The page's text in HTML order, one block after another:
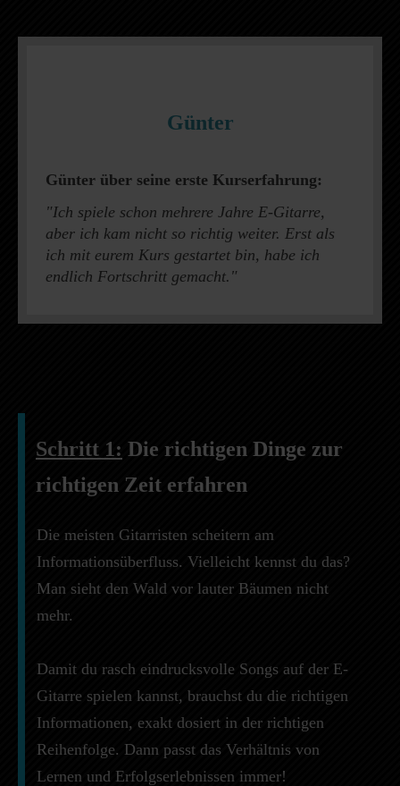
Günter
Günter über seine erste Kurserfahrung:
"Ich spiele schon mehrere Jahre E-Gitarre,
aber ich kam nicht so richtig weiter. Erst als
ich mit eurem Kurs gestartet bin, habe ich
endlich Fortschritt gemacht."
Schritt 1: Die richtigen Dinge zur
richtigen Zeit erfahren
Die meisten Gitarristen scheitern am
Informationsüberfluss. Vielleicht kennst du das?
Man sieht den Wald vor lauter Bäumen nicht
mehr.
Damit du rasch eindrucksvolle Songs auf der E-
Gitarre spielen kannst, brauchst du die richtigen
Informationen, exakt dosiert in der richtigen
Reihenfolge. Dann passt das Verhältnis von
Lernen und Erfolgserlebnissen immer!